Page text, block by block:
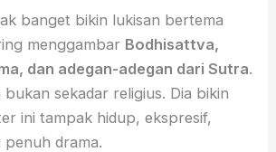
banget bikin lukisan bertema
menggambar Bodhisattva,
dan adegan-adegan dari Sutra.
bukan sekadar religius. Dia bikin
ini tampak hidup, ekspresif,
drama.